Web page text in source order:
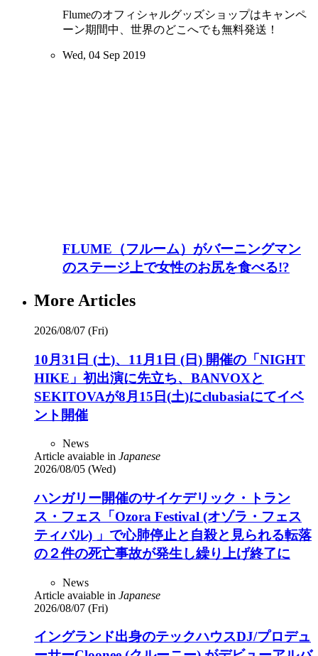
Flumeのオフィシャルグッズショップはキャンペ
ーン期間中、世界のどこへでも無料発送！
Wed, 04 Sep 2019
FLUME（フルーム）がバーニングマン
のステージ上で女性のお尻を食べる!?
More Articles
2026/08/07 (Fri)
10月31日 (土)、11月1日 (日) 開催の「NIGHT
HIKE」初出演に先立ち、BANVOXと
SEKITOVAが8月15日(土)にclubasiaにてイベ
ント開催
News
Article avaiable in Japanese
2026/08/05 (Wed)
ハンガリー開催のサイケデリック・トラン
ス・フェス「Ozora Festival (オゾラ・フェス
ティバル) 」で心肺停止と自殺と見られる転落
の２件の死亡事故が発生し繰り上げ終了に
News
Article avaiable in Japanese
2026/08/07 (Fri)
イングランド出身のテックハウスDJ/プロデュ